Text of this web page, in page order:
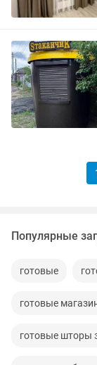
Популярные
готовые
готовые
готовые шторы